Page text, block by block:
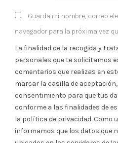
Guarda mi nombre, correo
navegador para la próxima vez
La finalidad de la recogida y
personales que te solicitamos
comentarios que realizas en
marcar la casilla de
consentimiento para que tus
conforme a las finalidades de
la política de privacidad. Como
informamos que los datos que